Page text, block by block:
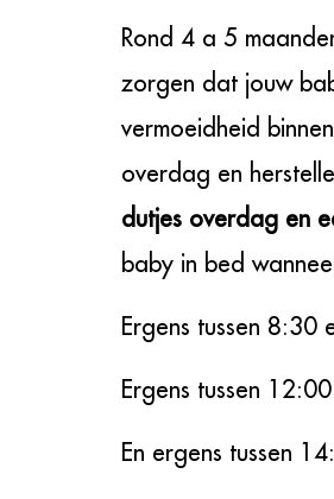
Rond 4 a 5
zorgen dat jouw
vermoeidheid binnen
overdag en
dutjes overdag en
baby in bed
Ergens tussen 8:30
Ergens tussen
En ergens tussen